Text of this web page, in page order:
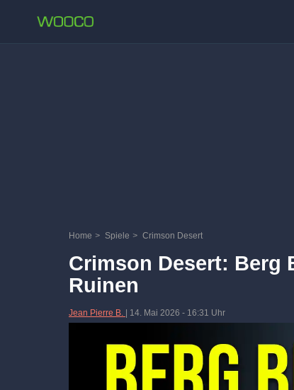
Home > Spiele > Crimson Desert
Crimson Desert: Berg
Ruinen
Jean Pierre B. 14. Mai 2026 - 16:31 Uhr